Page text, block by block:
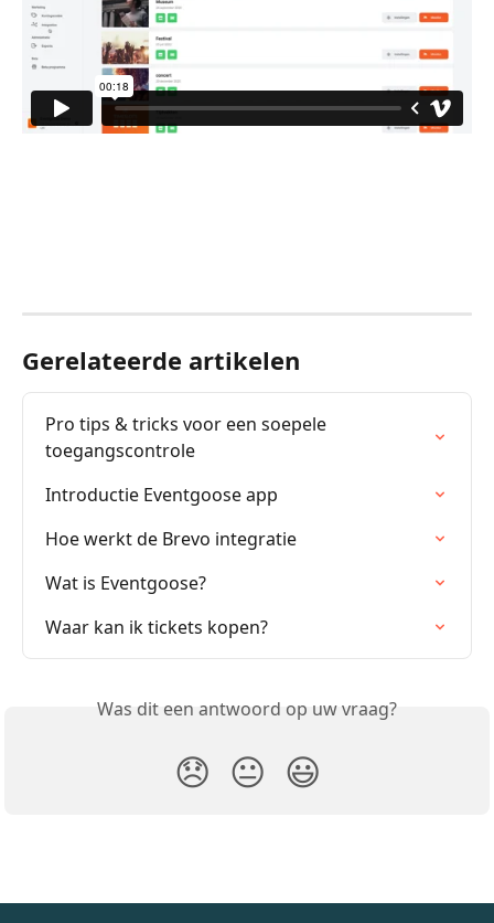
Gerelateerde artikelen
Pro tips & tricks voor een soepele
toegangscontrole
Introductie Eventgoose app
Hoe werkt de Brevo integratie
Wat is Eventgoose?
Waar kan ik tickets kopen?
Was dit een antwoord op uw vraag?
😞 😐 😃